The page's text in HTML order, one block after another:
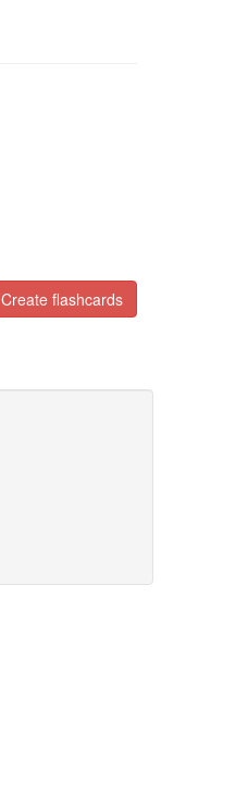
Create flashcards